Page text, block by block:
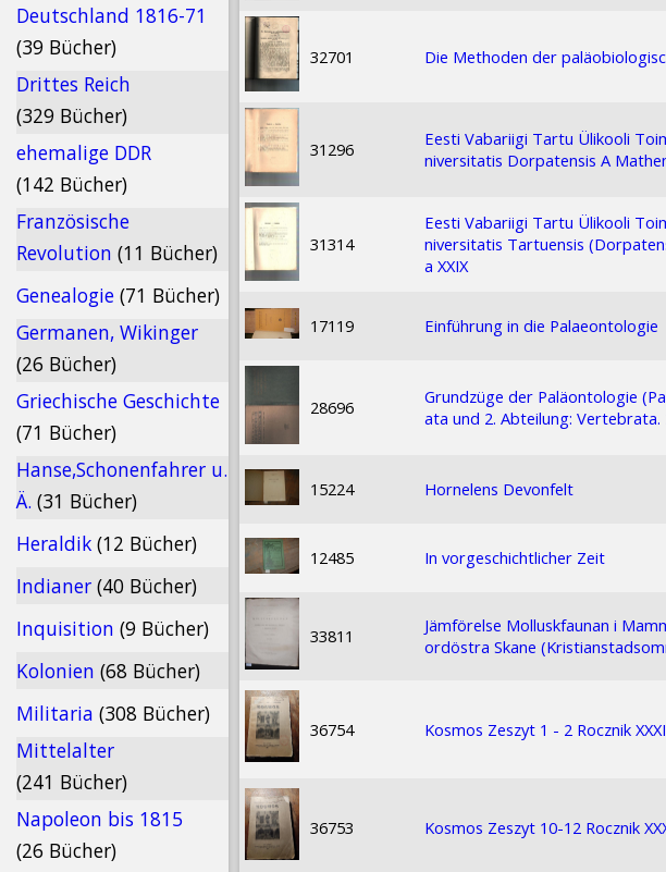
Deutschland 1816-71
(39 Bücher)
Drittes Reich
(329 Bücher)
ehemalige DDR
(142 Bücher)
Französische
Revolution (11 Bücher)
Genealogie (71 Bücher)
Germanen, Wikinger
(26 Bücher)
Griechische Geschichte
(71 Bücher)
Hanse,Schonenfahrer u.
Ä. (31 Bücher)
Heraldik (12 Bücher)
Indianer (40 Bücher)
Inquisition (9 Bücher)
Kolonien (68 Bücher)
Militaria (308 Bücher)
Mittelalter
(241 Bücher)
Napoleon bis 1815
(26 Bücher)
32701 Die Methoden der
31296
Eesti Vabariigi Tartu Ülikooli
niversitatis Dorpatensis A
31314
Eesti Vabariigi Tartu Ülikooli
niversitatis Tartuensis
a XXIX
17119 Einführung in die Palaeontologie
28696
Grundzüge der Paläontologie
ata und 2. Abteilung: Vertebrata.
15224 Hornelens Devonfelt
12485 In vorgeschichtlicher Zeit
33811
Jämförelse Molluskfaunan i
ordöstra Skane
36754 Kosmos Zeszyt 1 - 2 Rocznik
36753 Kosmos Zeszyt 10-12 Rocznik